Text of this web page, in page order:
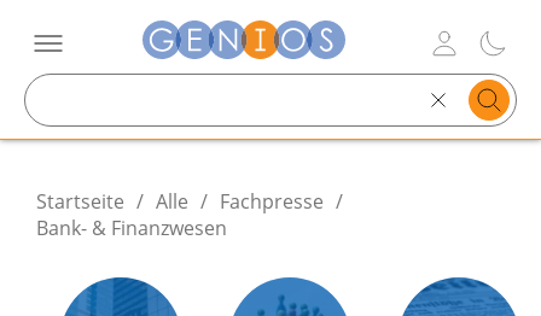
text
Startseite / Alle / Fachpresse /
Bank- & Finanzwesen